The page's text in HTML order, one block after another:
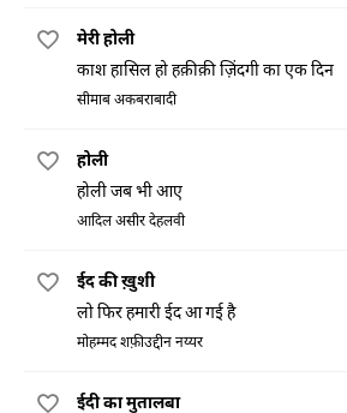
मेरी होली
काश हासिल हो हक़ीक़ी ज़िंदगी का एक दिन
सीमाब अकबराबादी
होली
होली जब भी आए
आदिल असीर देहलवी
ईद की ख़ुशी
लो फिर हमारी ईद आ गई है
मोहम्मद शफ़ीउद्दीन नय्यर
ईदी का मुतालबा